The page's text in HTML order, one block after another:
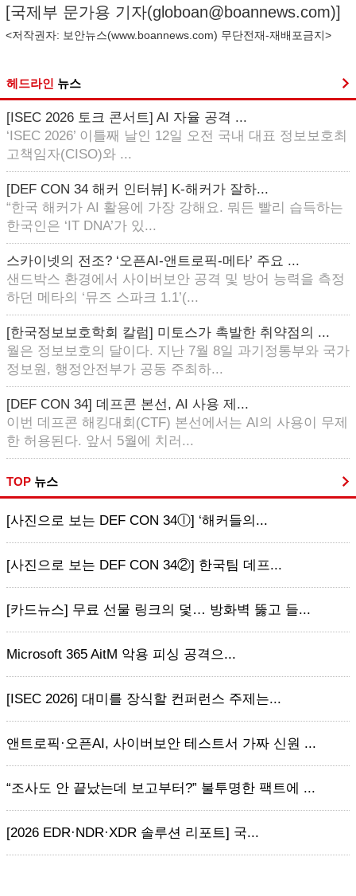
[국제부 문가용 기자(globoan@boannews.com)]
<저작권자: 보안뉴스(www.boannews.com) 무단전재-재배포금지>
헤드라인 뉴스
[ISEC 2026 토크 콘서트] AI 자율 공격 ...
‘ISEC 2026’ 이틀째 날인 12일 오전 국내 대표 정보보호최
고책임자(CISO)와 ...
[DEF CON 34 해커 인터뷰] K-해커가 잘하...
“한국 해커가 AI 활용에 가장 강해요. 뭐든 빨리 습득하는
한국인은 ‘IT DNA’가 있...
스카이넷의 전조? ‘오픈AI-앤트로픽-메타’ 주요 ...
샌드박스 환경에서 사이버보안 공격 및 방어 능력을 측정
하던 메타의 ‘뮤즈 스파크 1.1’(...
[한국정보보호학회 칼럼] 미토스가 촉발한 취약점의 ...
월은 정보보호의 달이다. 지난 7월 8일 과기정통부와 국가
정보원, 행정안전부가 공동 주최하...
[DEF CON 34] 데프콘 본선, AI 사용 제...
이번 데프콘 해킹대회(CTF) 본선에서는 AI의 사용이 무제
한 허용된다. 앞서 5월에 치러...
TOP 뉴스
[사진으로 보는 DEF CON 34ⓛ] ‘해커들의...
[사진으로 보는 DEF CON 34②] 한국팀 데프...
[카드뉴스] 무료 선물 링크의 덫… 방화벽 뚫고 들...
Microsoft 365 AitM 악용 피싱 공격으...
[ISEC 2026] 대미를 장식할 컨퍼런스 주제는...
앤트로픽·오픈AI, 사이버보안 테스트서 가짜 신원 ...
“조사도 안 끝났는데 보고부터?” 불투명한 팩트에 ...
[2026 EDR·NDR·XDR 솔루션 리포트] 국...